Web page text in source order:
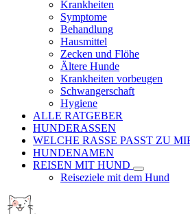
Krankheiten
Symptome
Behandlung
Hausmittel
Zecken und Flöhe
Ältere Hunde
Krankheiten vorbeugen
Schwangerschaft
Hygiene
ALLE RATGEBER
HUNDERASSEN
WELCHE RASSE PASST ZU
HUNDENAMEN
REISEN MIT HUND
Reiseziele mit dem Hund